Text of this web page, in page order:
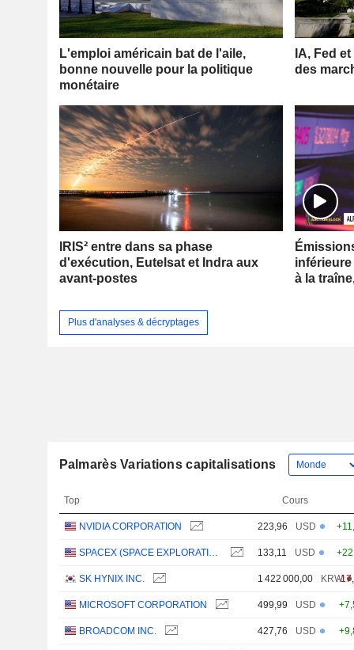
L'emploi américain bat de l'aile,
bonne nouvelle pour la politique
monétaire
IA, Fed
des
IRIS² entre dans sa phase
d'exécution, Eutelsat et Indra aux
avant-postes
à la
Plus d'analyses & décryptages
Palmarès Variations capitalisations
Top Cours
NVIDIA CORPORATION 223,96 USD
133,11 USD
SK HYNIX INC. 1 422 000,00 KRW
-
MICROSOFT CORPORATION 499,99 USD
BROADCOM INC. 427,76 USD